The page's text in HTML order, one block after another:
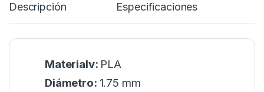
Descripción Especificaciones
Materialv: PLA
Diámetro: 1.75 mm